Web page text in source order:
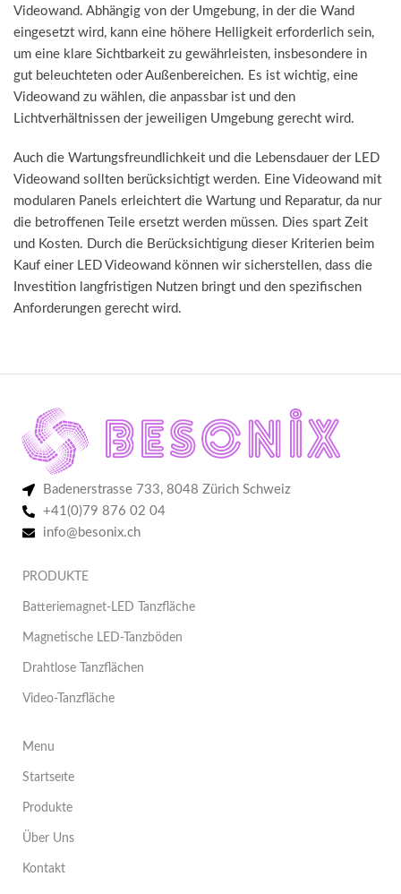
Videowand. Abhängig von der Umgebung, in der die Wand
eingesetzt wird, kann eine höhere Helligkeit erforderlich sein,
um eine klare Sichtbarkeit zu gewährleisten, insbesondere in
gut beleuchteten oder Außenbereichen. Es ist wichtig, eine
Videowand zu wählen, die anpassbar ist und den
Lichtverhältnissen der jeweiligen Umgebung gerecht wird.
Auch die Wartungsfreundlichkeit und die Lebensdauer der LED
Videowand sollten berücksichtigt werden. Eine Videowand mit
modularen Panels erleichtert die Wartung und Reparatur, da nur
die betroffenen Teile ersetzt werden müssen. Dies spart Zeit
und Kosten. Durch die Berücksichtigung dieser Kriterien beim
Kauf einer LED Videowand können wir sicherstellen, dass die
Investition langfristigen Nutzen bringt und den spezifischen
Anforderungen gerecht wird.
Badenerstrasse 733, 8048 Zürich Schweiz
+41(0)79 876 02 04
info@besonix.ch
PRODUKTE
Batteriemagnet-LED Tanzfläche
Magnetische LED-Tanzböden
Drahtlose Tanzflächen
Video-Tanzfläche
Menu
Startseıte
Produkte
Über Uns
Kontakt